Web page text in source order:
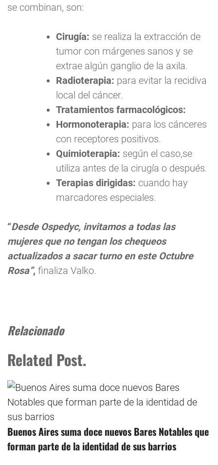
se combinan, son:
Cirugía: se realiza la extracción de
tumor con márgenes sanos y se
extrae algún ganglio de la axila.
Radioterapia: para evitar la recidiva
local del cáncer.
Tratamientos farmacológicos:
Hormonoterapia: para los cánceres
con receptores positivos.
Quimioterapia: según el caso,se
utiliza antes de la cirugía o después.
Terapias dirigidas: cuando hay
marcadores especiales.
“Desde Ospedyc, invitamos a todas las
mujeres que no tengan los chequeos
actualizados a sacar turno en este Octubre
Rosa”, finaliza Valko.
Relacionado
Related Post.
Buenos Aires suma doce nuevos Bares Notables que
forman parte de la identidad de sus barrios